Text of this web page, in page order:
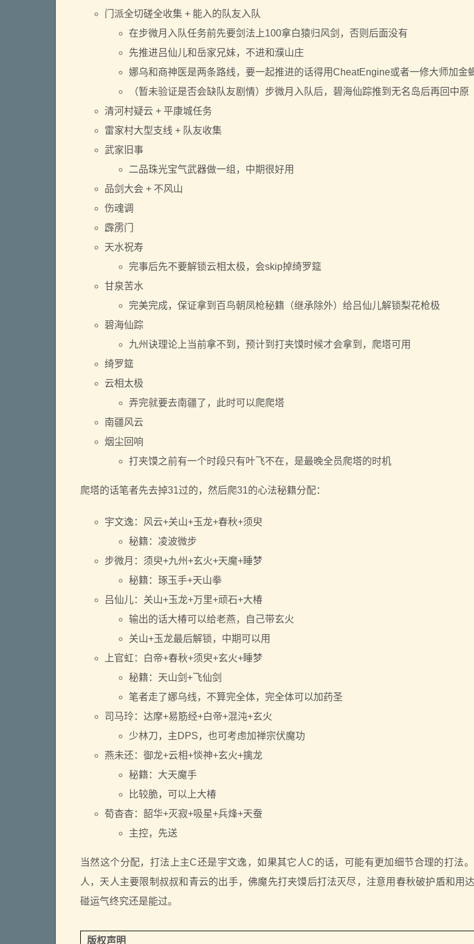
门派全切磋全收集 + 能入的队友入队
在步微月入队任务前先要剑法上100拿白猿归风剑，否则后面没有
先推进吕仙儿和岳家兄妹，不进和濮山庄
娜乌和商神医是两条路线，要一起推进的话得用CheatEngine或者一修大师加金
（暂未验证是否会缺队友剧情）步微月入队后，碧海仙踪推到无名岛后再回中原
清河村疑云 + 平康城任务
雷家村大型支线 + 队友收集
武家旧事
二品珠光宝气武器做一组，中期很好用
品剑大会 + 不风山
伤魂调
霹雳门
天水祝寿
完事后先不要解锁云相太极，会skip掉绮罗筵
甘泉苦水
完美完成，保证拿到百鸟朝凤枪秘籍（继承除外）给吕仙儿解锁梨花枪极
碧海仙踪
九州诀理论上当前拿不到，预计到打夹馍时候才会拿到，爬塔可用
绮罗筵
云相太极
弄完就要去南疆了，此时可以爬爬塔
南疆风云
烟尘回响
打夹馍之前有一个时段只有叶飞不在，是最晚全员爬塔的时机
爬塔的话笔者先去掉31过的，然后爬31的心法秘籍分配：
宇文逸：风云+关山+玉龙+春秋+须臾
秘籍：凌波微步
步微月：须臾+九州+玄火+天魔+睡梦
秘籍：琢玉手+天山拳
吕仙儿：关山+玉龙+万里+顽石+大椿
输出的话大椿可以给老燕，自己带玄火
关山+玉龙最后解锁，中期可以用
上官虹：白帝+春秋+须臾+玄火+睡梦
秘籍：天山剑+飞仙剑
笔者走了娜乌线，不算完全体，完全体可以加药圣
司马玲：达摩+易筋经+白帝+混沌+玄火
少林刀，主DPS，也可考虑加禅宗伏魔功
燕未还：御龙+云相+惔神+玄火+擒龙
秘籍：大天魔手
比较脆，可以上大椿
荀杳杳：韶华+灭寂+吸星+兵烽+天蚕
主控，先送
当然这个分配，打法上主C还是宇文逸，如果其它人C的话，可能有更加细节合理的打法
人，天人主要限制叔叔和青云的出手，佛魔先打夹馍后打法灭尽，注意用春秋破护盾和用
碰运气终究还是能过。
版权声明